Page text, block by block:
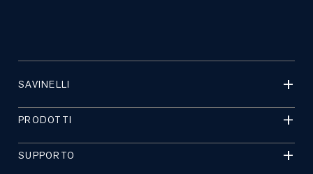
SAVINELLI
PRODOTTI
SUPPORTO